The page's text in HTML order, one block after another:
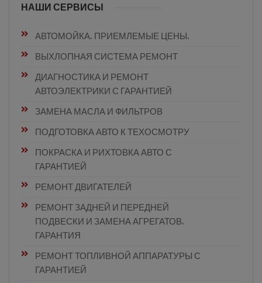
НАШИ СЕРВИСЫ
АВТОМОЙКА. ПРИЕМЛЕМЫЕ ЦЕНЫ.
ВЫХЛОПНАЯ СИСТЕМА РЕМОНТ
ДИАГНОСТИКА И РЕМОНТ
АВТОЭЛЕКТРИКИ С ГАРАНТИЕЙ
ЗАМЕНА МАСЛА И ФИЛЬТРОВ
ПОДГОТОВКА АВТО К ТЕХОСМОТРУ
ПОКРАСКА И РИХТОВКА АВТО С
ГАРАНТИЕЙ
РЕМОНТ ДВИГАТЕЛЕЙ
РЕМОНТ ЗАДНЕЙ И ПЕРЕДНЕЙ
ПОДВЕСКИ И ЗАМЕНА АГРЕГАТОВ.
ГАРАНТИЯ
РЕМОНТ ТОПЛИВНОЙ АППАРАТУРЫ С
ГАРАНТИЕЙ